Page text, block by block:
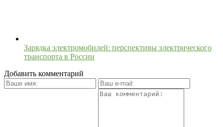
Зарядка электромобилей: перспективы электрического
транспорта в России
Добавить комментарий